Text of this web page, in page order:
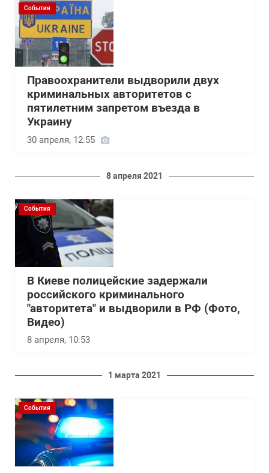
События
Правоохранители выдворили двух
криминальных авторитетов с
пятилетним запретом въезда в
Украину
30 апреля, 12:55
8 апреля 2021
События
В Киеве полицейские задержали
российского криминального
"авторитета" и выдворили в РФ (Фото,
Видео)
8 апреля, 10:53
1 марта 2021
События